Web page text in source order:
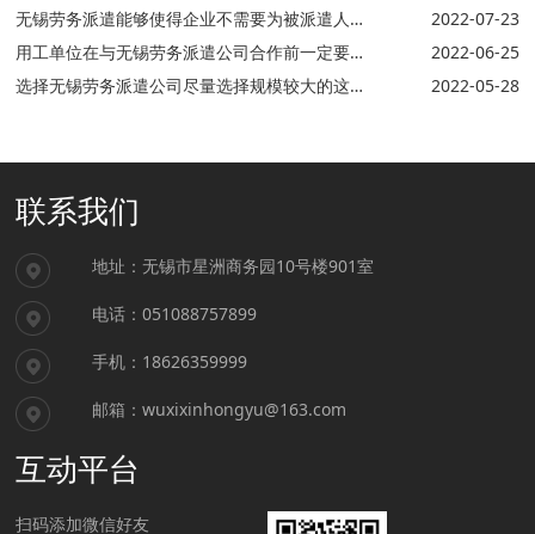
无锡劳务派遣能够使得企业不需要为被派遣人员额外支付其他计划外的费用
2022-07-23
用工单位在与无锡劳务派遣公司合作前一定要查清对方是否有派遣资质
2022-06-25
选择无锡劳务派遣公司尽量选择规模较大的这样才能有承受一定风险的能力
2022-05-28
联系我们
地址：无锡市星洲商务园10号楼901室
电话：051088757899
手机：18626359999
邮箱：wuxixinhongyu@163.com
互动平台
扫码添加微信好友